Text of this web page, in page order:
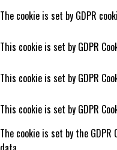
The cookie is set by GDPR
This cookie is set by GDPR
This cookie is set by GDPR
This cookie is set by GDPR
The cookie is set by the